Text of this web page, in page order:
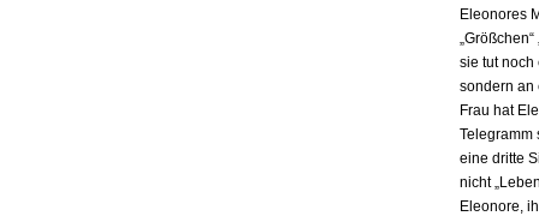
Eleonores
sie tut noch
sondern an
Frau hat
Telegramm
eine dritte
nicht
Eleonore,